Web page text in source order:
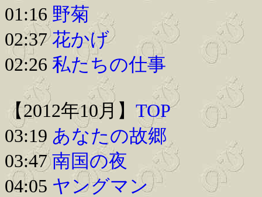
01:16 野菊
02:37花かげ
02:26 私たちの仕事
【2012年10月】 TOP
03:19 あなたの故郷
03:47南国の夜
04:05 ヤングマン